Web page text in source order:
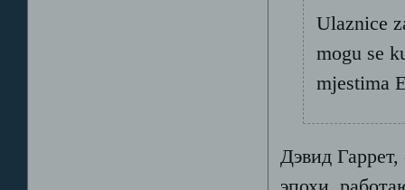
Ulaznice
mogu se
mjestima
Дэвид